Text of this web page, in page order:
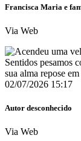
Francisca Maria e
Via Web
Sentidos pesamos
sua alma repose
02/07/2026 15:17
Autor desconhecido
Via Web